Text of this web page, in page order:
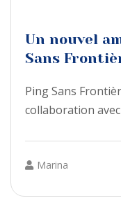
Un nouvel
Sans
Ping Sans
collaboration
Marina